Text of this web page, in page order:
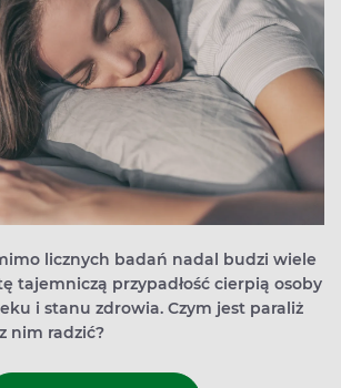
licznych badań nadal budzi wiele
tajemniczą przypadłość cierpią osoby
i stanu zdrowia. Czym jest paraliż
nim radzić?